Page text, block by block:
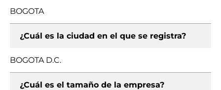
BOGOTA
¿Cuál es la ciudad en el que se registra?
BOGOTA D.C.
¿Cuál es el tamaño de la empresa?